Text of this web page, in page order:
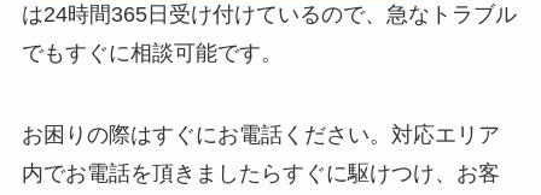
は24時間365日受け付けているので、急なトラブル
でもすぐに相談可能です。
お困りの際はすぐにお電話ください。対応エリア
内でお電話を頂きましたらすぐに駆けつけ、お客